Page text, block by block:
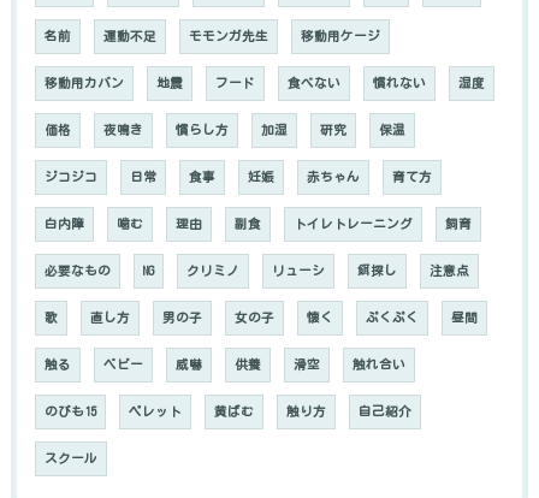
名前 運動不足 モモンガ先生 移動用ケージ
移動用カバン 地震 フード 食べない 慣れない 湿度
価格 夜鳴き 慣らし方 加湿 研究 保温
ジコジコ 日常 食事 妊娠 赤ちゃん 育て方
白内障 噛む 理由 副食 トイレトレーニング 飼育
必要なもの NG クリミノ リューシ 餌探し 注意点
歌 直し方 男の子 女の子 懐く ぷくぷく 昼間
触る ベビー 威嚇 供養 滑空 触れ合い
のびも15 ペレット 黄ばむ 触り方 自己紹介
スクール